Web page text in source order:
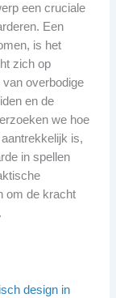
een cruciale
Een
is het
zich op
overbodige
en de
we hoe
is,
in spellen
om de kracht
design in